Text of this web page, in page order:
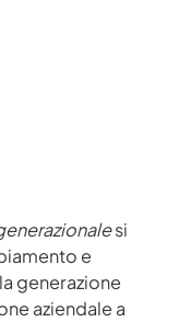
si
e
generazione
aziendale a